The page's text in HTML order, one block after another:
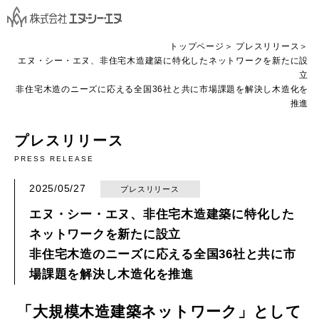
トップページ
プレスリリース
エヌ・シー・エヌ、非住宅木造建築に特化したネットワークを新たに設
立
非住宅木造のニーズに応える全国36社と共に市場課題を解決し木造化を
推進
プレスリリース
PRESS RELEASE
2025/05/27 プレスリリース
エヌ・シー・エヌ、非住宅木造建築に特化した
ネットワークを新たに設立
非住宅木造のニーズに応える全国36社と共に市
場課題を解決し木造化を推進
「大規模木造建築ネットワーク」として